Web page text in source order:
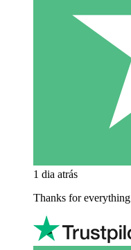
1 dia atrás
Thanks for everything